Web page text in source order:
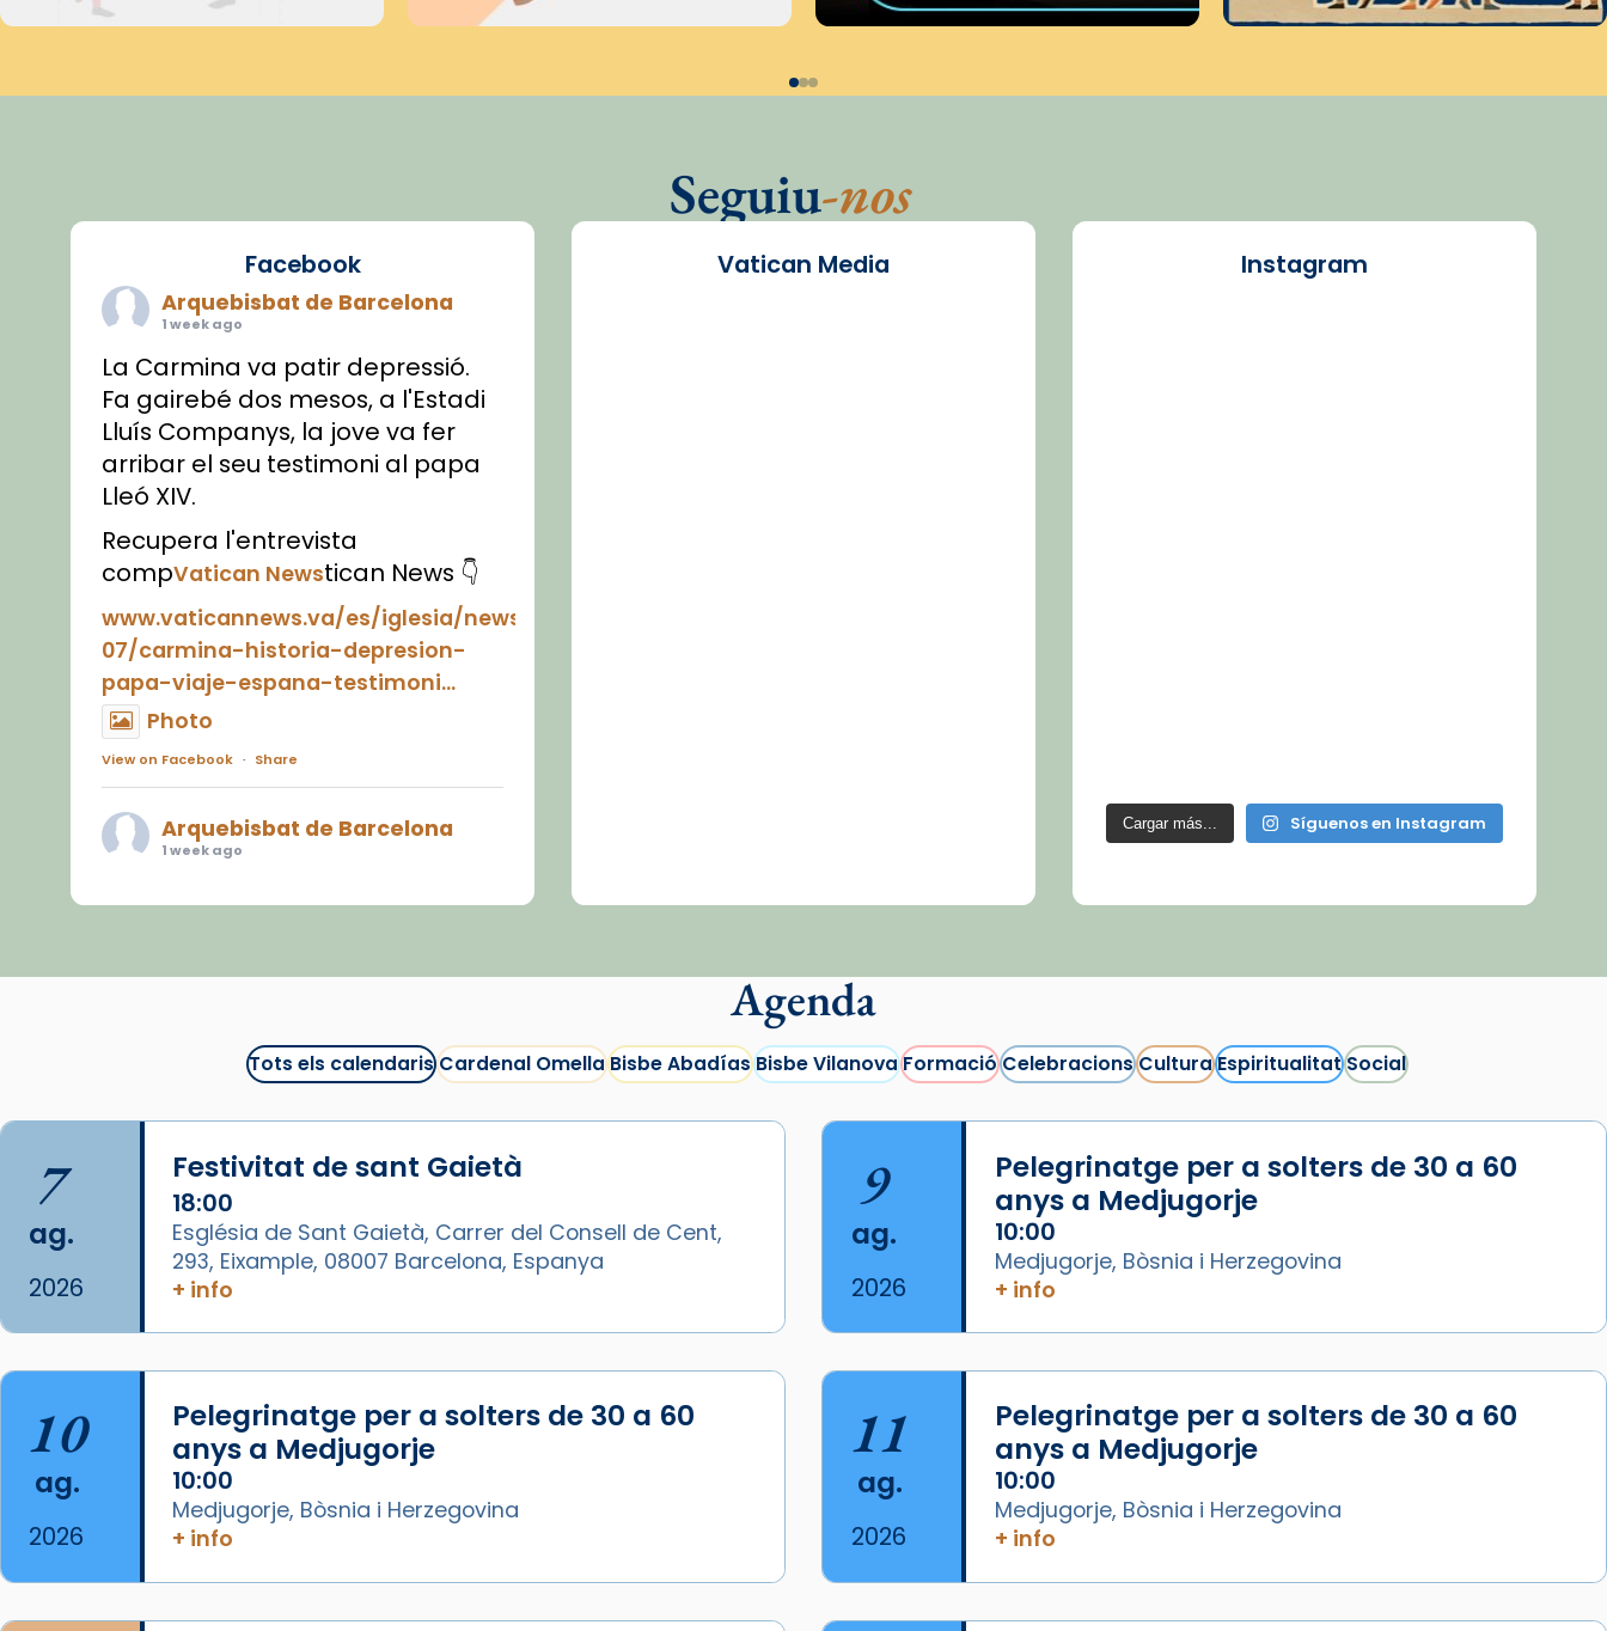
Seguiu-nos
Facebook
Arquebisbat de Barcelona
1 week ago
La Carmina va patir depressió.
Fa gairebé dos mesos, a l'Estadi
Lluís Companys, la jove va fer
arribar el seu testimoni al papa
Lleó XIV.
Recupera l'entrevista
compVatican Newstican News 👇
www.vaticannews.va/es/iglesia/news/2026-
07/carmina-historia-depresion-
papa-viaje-espana-testimoni...
Photo
View on Facebook · Share
Arquebisbat de Barcelona
1 week ago
juliol la missa de Les Santes de
📸 J. Merino
Photo
View on Facebook · Share
Arquebisbat de Barcelonais at
1 week ago
Aquest dilluns, 27 de juliol, ha
tingut lloc la missa d’acció de
gràcies en agraïment al comitè
organitzador de la visita
apostòlica del Sant Pare Lleó XIV
a Barcelona, i als col·laboradors,
Vatican Media Instagram
Cargar más... Síguenos en Instagram
Agenda
Tots els calendarisCardenal OmellaBisbe AbadíasBisbe VilanovaFormacióCelebracionsCulturaEspiritualitatSocial
7
ag.
2026
Festivitat de sant Gaietà
18:00
Església de Sant Gaietà, Carrer del Consell de Cent,
293, Eixample, 08007 Barcelona, Espanya
+ info
9
ag.
2026
Pelegrinatge per a solters de 30 a 60
anys a Medjugorje
10:00
Medjugorje, Bòsnia i Herzegovina
+ info
10
ag.
2026
Pelegrinatge per a solters de 30 a 60
anys a Medjugorje
10:00
Medjugorje, Bòsnia i Herzegovina
+ info
11
ag.
2026
Pelegrinatge per a solters de 30 a 60
anys a Medjugorje
10:00
Medjugorje, Bòsnia i Herzegovina
+ info